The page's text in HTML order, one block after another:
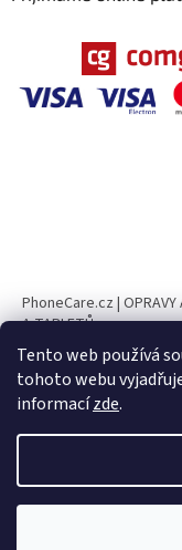
Tento web používá
tohoto webu
informacízde.
PhoneCare.cz | OPRAVY
A TABLETŮ